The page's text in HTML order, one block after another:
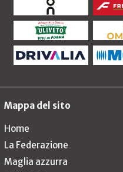
Mappa del sito
Home
La Federazione
Maglia azzurra